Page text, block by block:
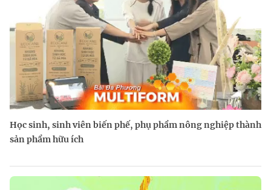
Học sinh, sinh viên biến phế, phụ phẩm nông nghiệp thành
sản phẩm hữu ích